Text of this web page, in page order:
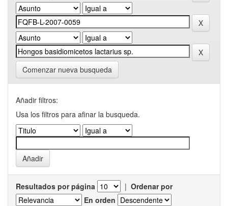
Comenzar nueva busqueda
Añadir filtros:
Usa los filtros para afinar la busqueda.
Resultados por página | Ordenar por
En orden